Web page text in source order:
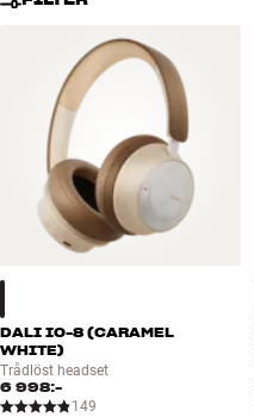
Tillbehör
INSPIRATION
MÄRKEN
NYHETER
Hitta Butik
Kundtjänst
Logga in
DALI IO-8 (CARAMEL
WHITE)
Trådlöst headset
6 998:-
149